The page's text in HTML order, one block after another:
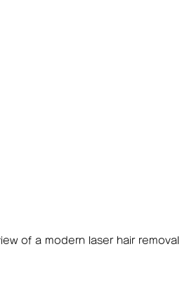
of a modern laser hair